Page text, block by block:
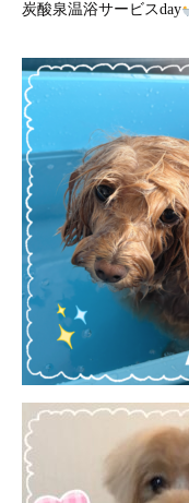
炭酸泉温浴サービスday